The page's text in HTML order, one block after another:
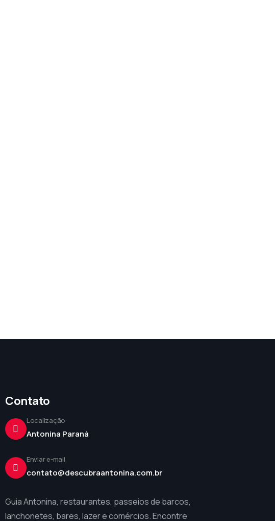
Contato
Localização
Antonina Paraná
Enviar e-mail
contato@descubraantonina.com.br
Guia Antonina, restaurantes, passeios de barcos,
lanchonetes, bares, lazer e comércios. Encontre